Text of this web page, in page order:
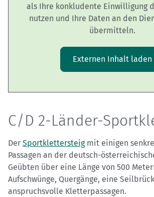
als Ihre konkludente Einwilligung
nutzen und Ihre Daten an den
übermitteln.
Externen Inhalt laden
C/D 2-Länder-
Der Sportklettersteigmit einigen
Passagen an der deutsch-
Geübten über eine Länge von 500
Aufschwünge, Quergänge, eine
anspruchsvolle Kletterpassagen.